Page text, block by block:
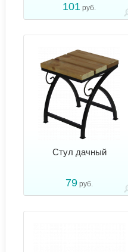
101 руб.
Стул дачный
79 руб.